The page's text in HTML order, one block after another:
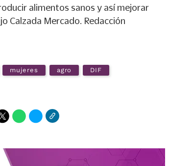
alimentos sanos y así mejorar
Calzada Mercado. Redacción
mujeres agro DIF